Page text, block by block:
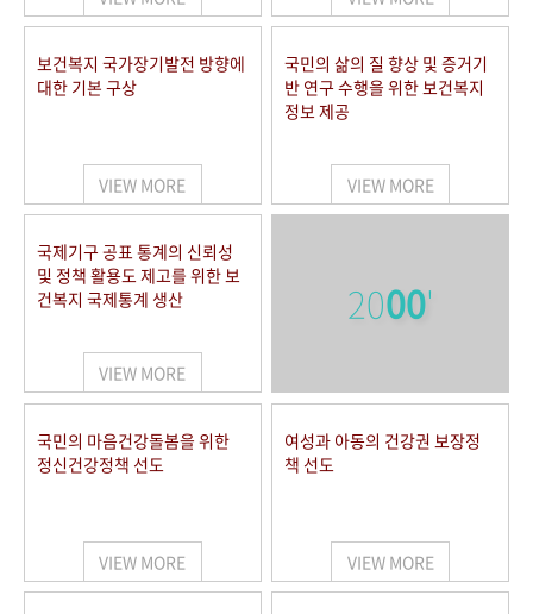
보건복지 국가장기발전 방향에
대한 기본 구상
VIEW MORE
국민의 삶의 질 향상 및 증거기
반 연구 수행을 위한 보건복지
정보 제공
VIEW MORE
국제기구 공표 통계의 신뢰성
및 정책 활용도 제고를 위한 보
건복지 국제통계 생산
VIEW MORE
2000'
국민의 마음건강돌봄을 위한
정신건강정책 선도
VIEW MORE
여성과 아동의 건강권 보장정
책 선도
VIEW MORE